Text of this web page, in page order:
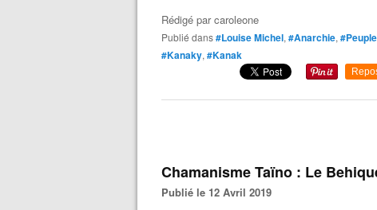
Rédigé parcaroleone
Publié dans#Louise Michel, #Anarchie,
#Kanaky, #Kanak
Chamanisme Taïno : Le
Publié le 12 Avril 2019